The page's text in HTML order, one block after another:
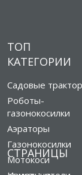
ТОП
КАТЕГОРИИ
Садовые
Роботы-
газонокосилки
Аэраторы
Газонокосилки
Мотокоси
СТРАНИЦЫ